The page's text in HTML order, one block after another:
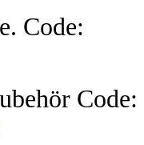
Code:
Code: